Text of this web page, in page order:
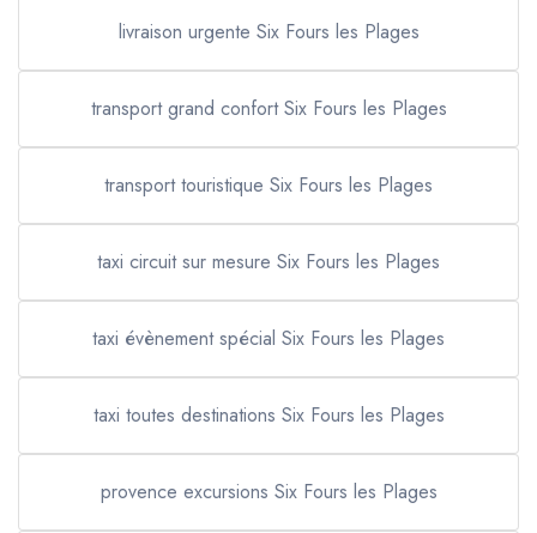
livraison urgente Six Fours les Plages
transport grand confort Six Fours les Plages
transport touristique Six Fours les Plages
taxi circuit sur mesure Six Fours les Plages
taxi évènement spécial Six Fours les Plages
taxi toutes destinations Six Fours les Plages
provence excursions Six Fours les Plages